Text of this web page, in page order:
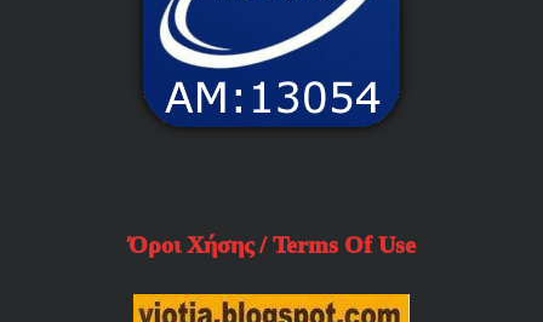
Όροι Χήσης / Terms Of Use